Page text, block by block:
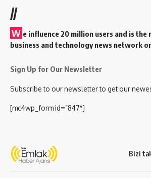
//
W e influence 20 million users and is the
business and technology news network
Sign Up for Our Newsletter
Subscribe to our newsletter to get our
[mc4wp_form id=”847″]
Bizi